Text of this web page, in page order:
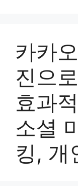
카카
진으
효과
소셜
킹, 개